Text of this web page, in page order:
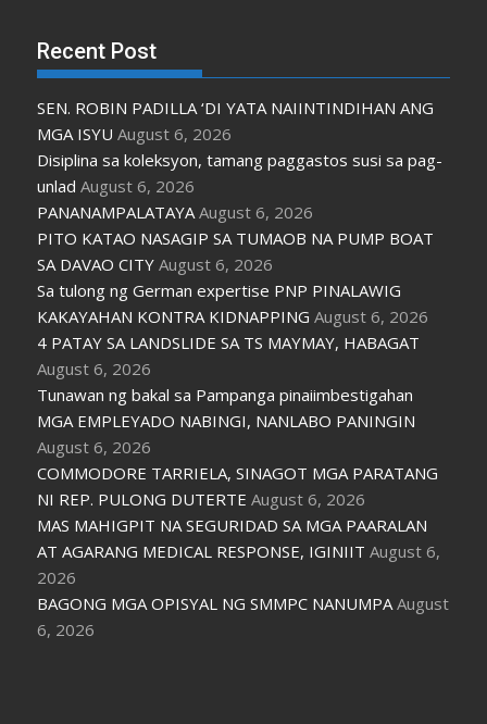
Recent Post
SEN. ROBIN PADILLA ‘DI YATA NAIINTINDIHAN ANG
MGA ISYU August 6, 2026
Disiplina sa koleksyon, tamang paggastos susi sa pag-
unlad August 6, 2026
PANANAMPALATAYA August 6, 2026
PITO KATAO NASAGIP SA TUMAOB NA PUMP BOAT
SA DAVAO CITY August 6, 2026
Sa tulong ng German expertise PNP PINALAWIG
KAKAYAHAN KONTRA KIDNAPPING August 6, 2026
4 PATAY SA LANDSLIDE SA TS MAYMAY, HABAGAT
August 6, 2026
Tunawan ng bakal sa Pampanga pinaiimbestigahan
MGA EMPLEYADO NABINGI, NANLABO PANINGIN
August 6, 2026
COMMODORE TARRIELA, SINAGOT MGA PARATANG
NI REP. PULONG DUTERTE August 6, 2026
MAS MAHIGPIT NA SEGURIDAD SA MGA PAARALAN
AT AGARANG MEDICAL RESPONSE, IGINIIT August 6,
2026
BAGONG MGA OPISYAL NG SMMPC NANUMPA August
6, 2026